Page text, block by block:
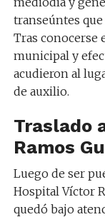
transeúntes que
Tras conocerse
municipal y
acudieron al
de auxilio.
Traslado
Ramos
Luego de ser
Hospital Víctor
quedó bajo